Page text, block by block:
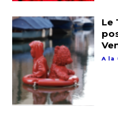
Le
A la